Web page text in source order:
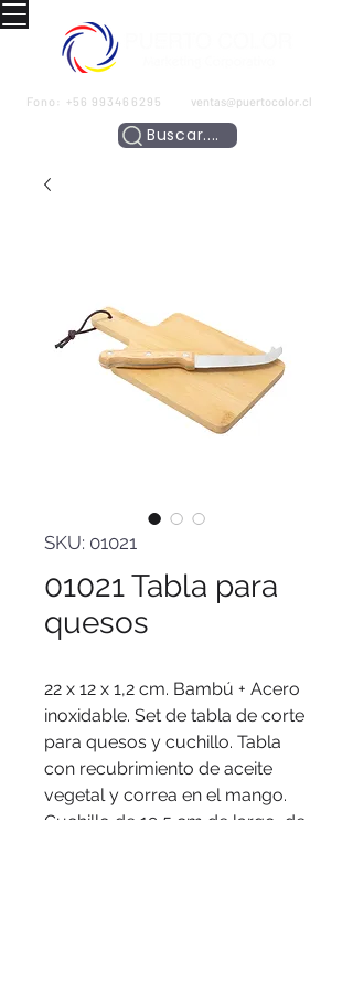
Fono: +56 993466295 ventas@puertocolor.cl
Buscar....
SKU: 01021
01021 Tabla para
quesos
22 x 12 x 1,2 cm. Bambú + Acero
inoxidable. Set de tabla de corte
para quesos y cuchillo. Tabla
con recubrimiento de aceite
vegetal y correa en el mango.
Cuchillo de 19,5 cm de largo, de